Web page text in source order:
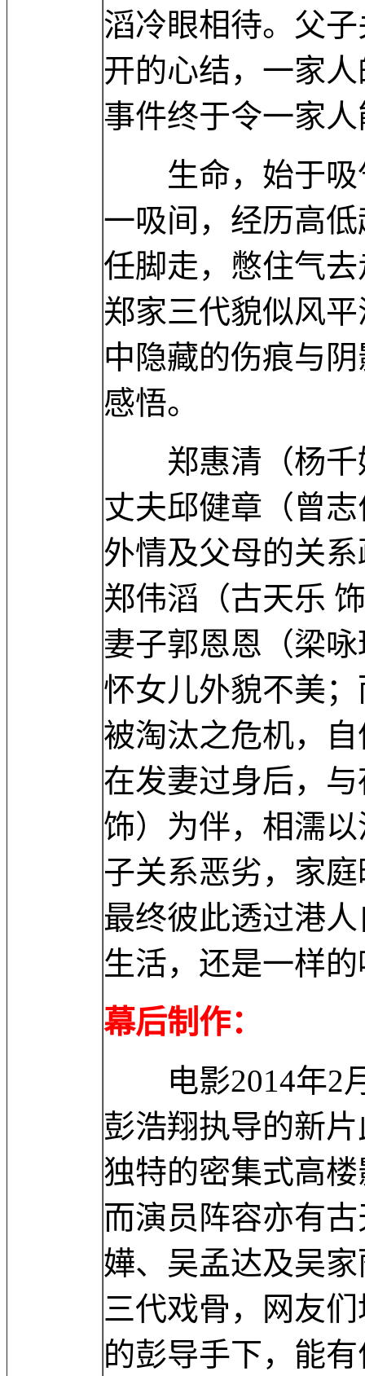
滔冷眼相待。父
开的心结，一家
事件终于令一家
生命，始于吸
一吸间，经历高
任脚走，憋住气
郑家三代貌似风
中隐藏的伤痕与
感悟。
郑惠清（杨千
丈夫邱健章（曾
外情及父母的关
郑伟滔（古天乐
妻子郭恩恩（梁
怀女儿外貌不美
被淘汰之危机，
在发妻过身后，
饰）为伴，相濡
子关系恶劣，家
最终彼此透过港
生活，还是一样
幕后制作：
电影2014年2月
彭浩翔执导的新
独特的密集式高
而演员阵容亦有
嬅、吴孟达及吴
三代戏骨，网友
的彭导手下，能